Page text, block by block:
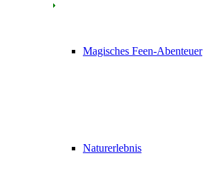
Magisches Feen-Abenteuer
Naturerlebnis